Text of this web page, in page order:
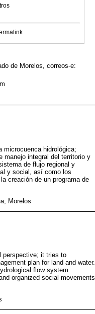
de Morelos, correos-e:
microcuenca hidrológica;
manejo integral del territorio y
de flujo regional y
y social, así como los
creación de un programa de
Morelos
perspective; it tries to
plan for land and water.
flow system
organized social movements